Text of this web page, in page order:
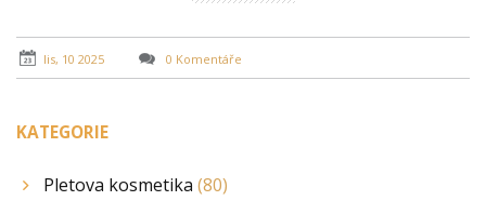
lis, 10 2025 0 Komentáře
KATEGORIE
Pletova kosmetika (80)